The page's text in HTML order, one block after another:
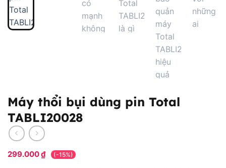
Máy thổi bụi dùng pin Total
TABLI20028
299.000₫ (-15%)